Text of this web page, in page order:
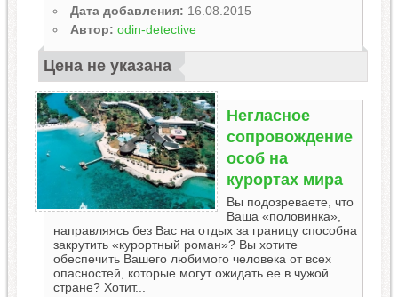
Дата добавления: 16.08.2015
Автор: odin-detective
Цена не указана
Негласное
сопровождение
особ на
курортах мира
Вы подозреваете, что
Ваша «половинка»,
направляясь без Вас на отдых за границу способна
закрутить «курортный роман»? Вы хотите
обеспечить Вашего любимого человека от всех
опасностей, которые могут ожидать ее в чужой
стране? Хотит...